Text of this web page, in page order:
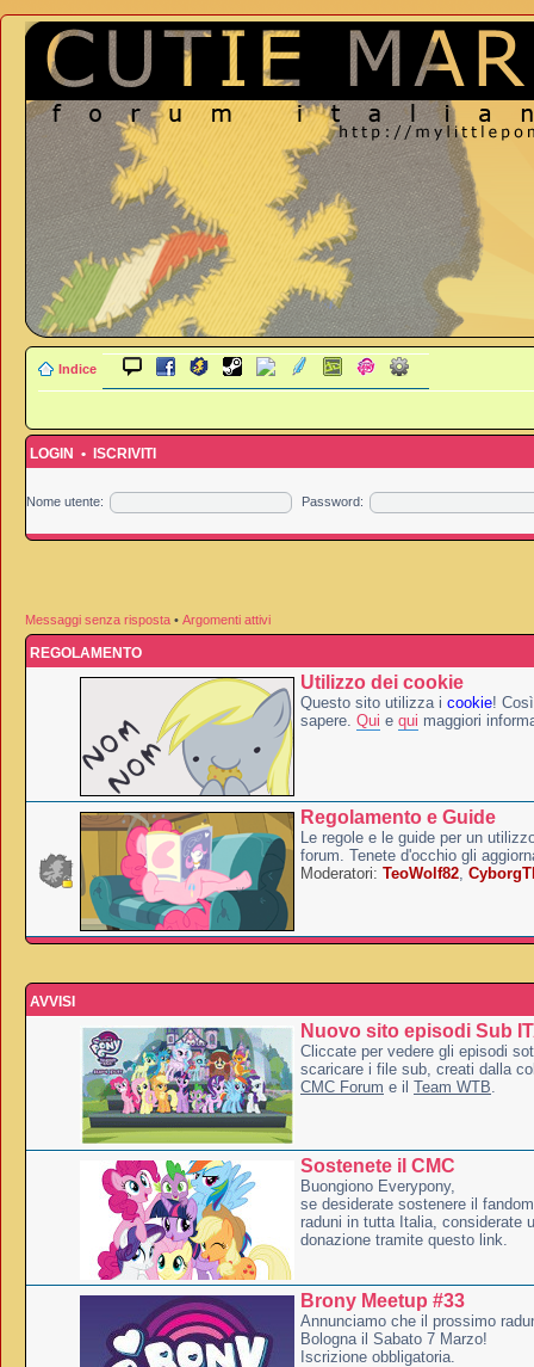
Indice
LOGIN • ISCRIVITI
Nome utente: Password:
Messaggi senza risposta • Argomenti attivi
REGOLAMENTO
Utilizzo dei cookie
Questo sito utilizza i cookie!
sapere. Qui e qui maggiori
Regolamento e Guide
Le regole e le guide per un
forum. Tenete d'occhio gli
Moderatori: TeoWolf82,
AVVISI
Nuovo sito episodi Sub
Cliccate per vedere gli episodi
scaricare i file sub, creati dalla
CMC Forum e il Team WTB.
Sostenete il CMC
Buongiono Everypony,
se desiderate sostenere il
raduni in tutta Italia, considerate
donazione tramite questo link.
Brony Meetup #33
Annunciamo che il prossimo
Bologna il Sabato 7 Marzo!
Iscrizione obbligatoria.